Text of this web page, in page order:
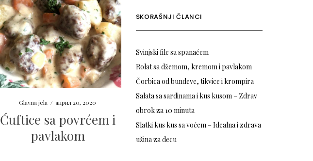
Glavna jela / април 20, 2020
Ćuftice sa povrćem i
pavlakom
SKORAŠNJI ČLANCI
Svinjski file sa spanaćem
Rolat sa džemom, kremom i pavlakom
Čorbica od bundeve, tikvice i krompira
Salata sa sardinama i kus kusom – Zdrav
obrok za 10 minuta
Slatki kus kus sa voćem – Idealna i zdrava
užina za decu